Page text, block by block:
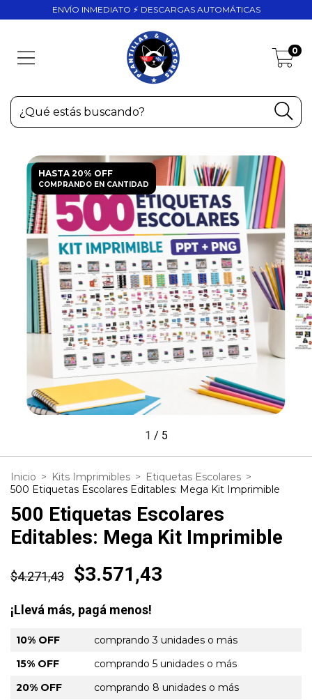
ENVÍO INMEDIATO ⚡ DESCARGAS AUTOMÁTICAS
0
HASTA 20% OFF
COMPRANDO EN CANTIDAD
1 / 5
Inicio > Kits Imprimibles > Etiquetas Escolares >
500 Etiquetas Escolares Editables: Mega Kit Imprimible
500 Etiquetas Escolares
Editables: Mega Kit Imprimible
$4.271,43 $3.571,43
¡Llevá más, pagá menos!
10% OFF
comprando 3 unidades o más
15% OFF
comprando 5 unidades o más
20% OFF
comprando 8 unidades o más